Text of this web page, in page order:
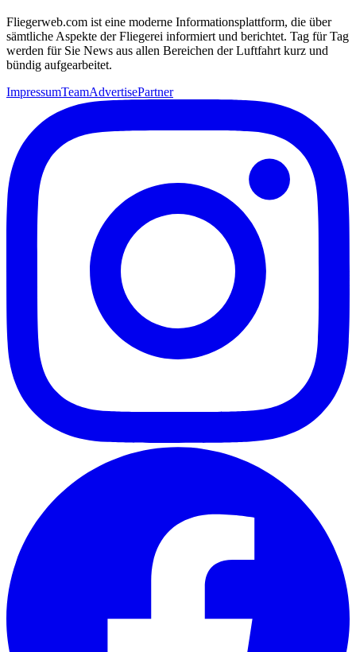
Fliegerweb.com ist eine moderne Informationsplattform, die über
sämtliche Aspekte der Fliegerei informiert und berichtet. Tag für Tag
werden für Sie News aus allen Bereichen der Luftfahrt kurz und
bündig aufgearbeitet.
ImpressumTeamAdvertisePartner